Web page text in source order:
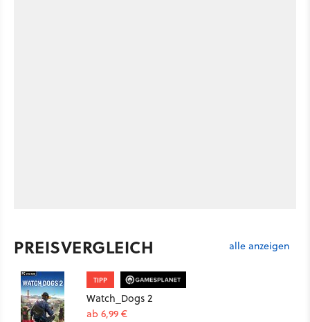
PREISVERGLEICH alle anzeigen
TIPP
Watch_Dogs 2
ab 6,99 €